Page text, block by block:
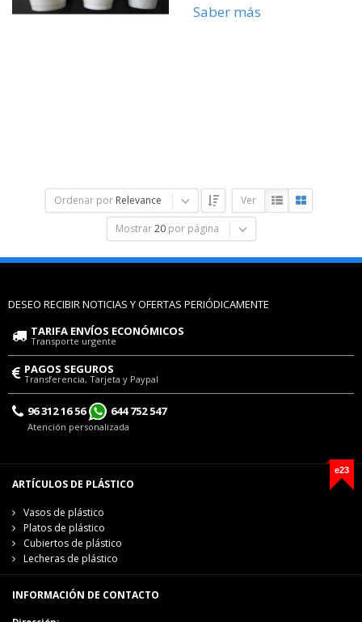
Saber más
Ordenar por Relevance Ver
Mostrar 20 por página
DESEO RECIBIR NOTICIAS Y OFERTAS PERIÓDICAMENTE
TARIFA ENVÍOS ECONÓMICOS
Transporte urgente
PAGOS SEGUROS
Transferencia, Tarjeta y Paypal
96 312 16 56 644 752 547
Atención personalizada
e23
ARTÍCULOS DE PLÁSTICO
Vasos de plástico
Platos de plástico
Cubiertos de plástico
Lecheras de plástico
INFORMACIÓN DE CONTACTO